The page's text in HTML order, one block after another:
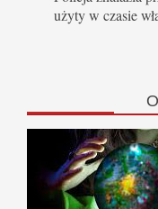
użyty w czasie